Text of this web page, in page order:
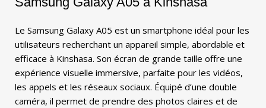
Le Samsung Galaxy A05 est un smartphone idéal pour les
utilisateurs recherchant un appareil simple, abordable et
efficace à Kinshasa. Son écran de grande taille offre une
expérience visuelle immersive, parfaite pour les vidéos,
les appels et les réseaux sociaux. Équipé d’une double
caméra, il permet de prendre des photos claires et de